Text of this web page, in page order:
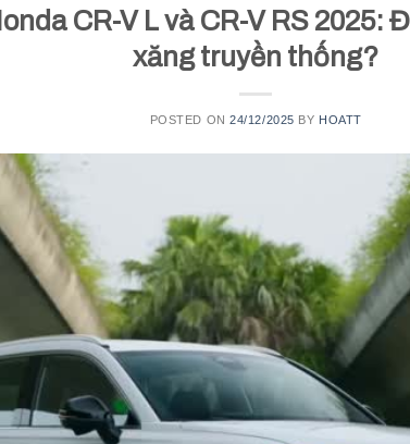
CR-V L và CR-V RS 2025:
xăng truyền thống?
POSTED ON24/12/2025 BY HOATT